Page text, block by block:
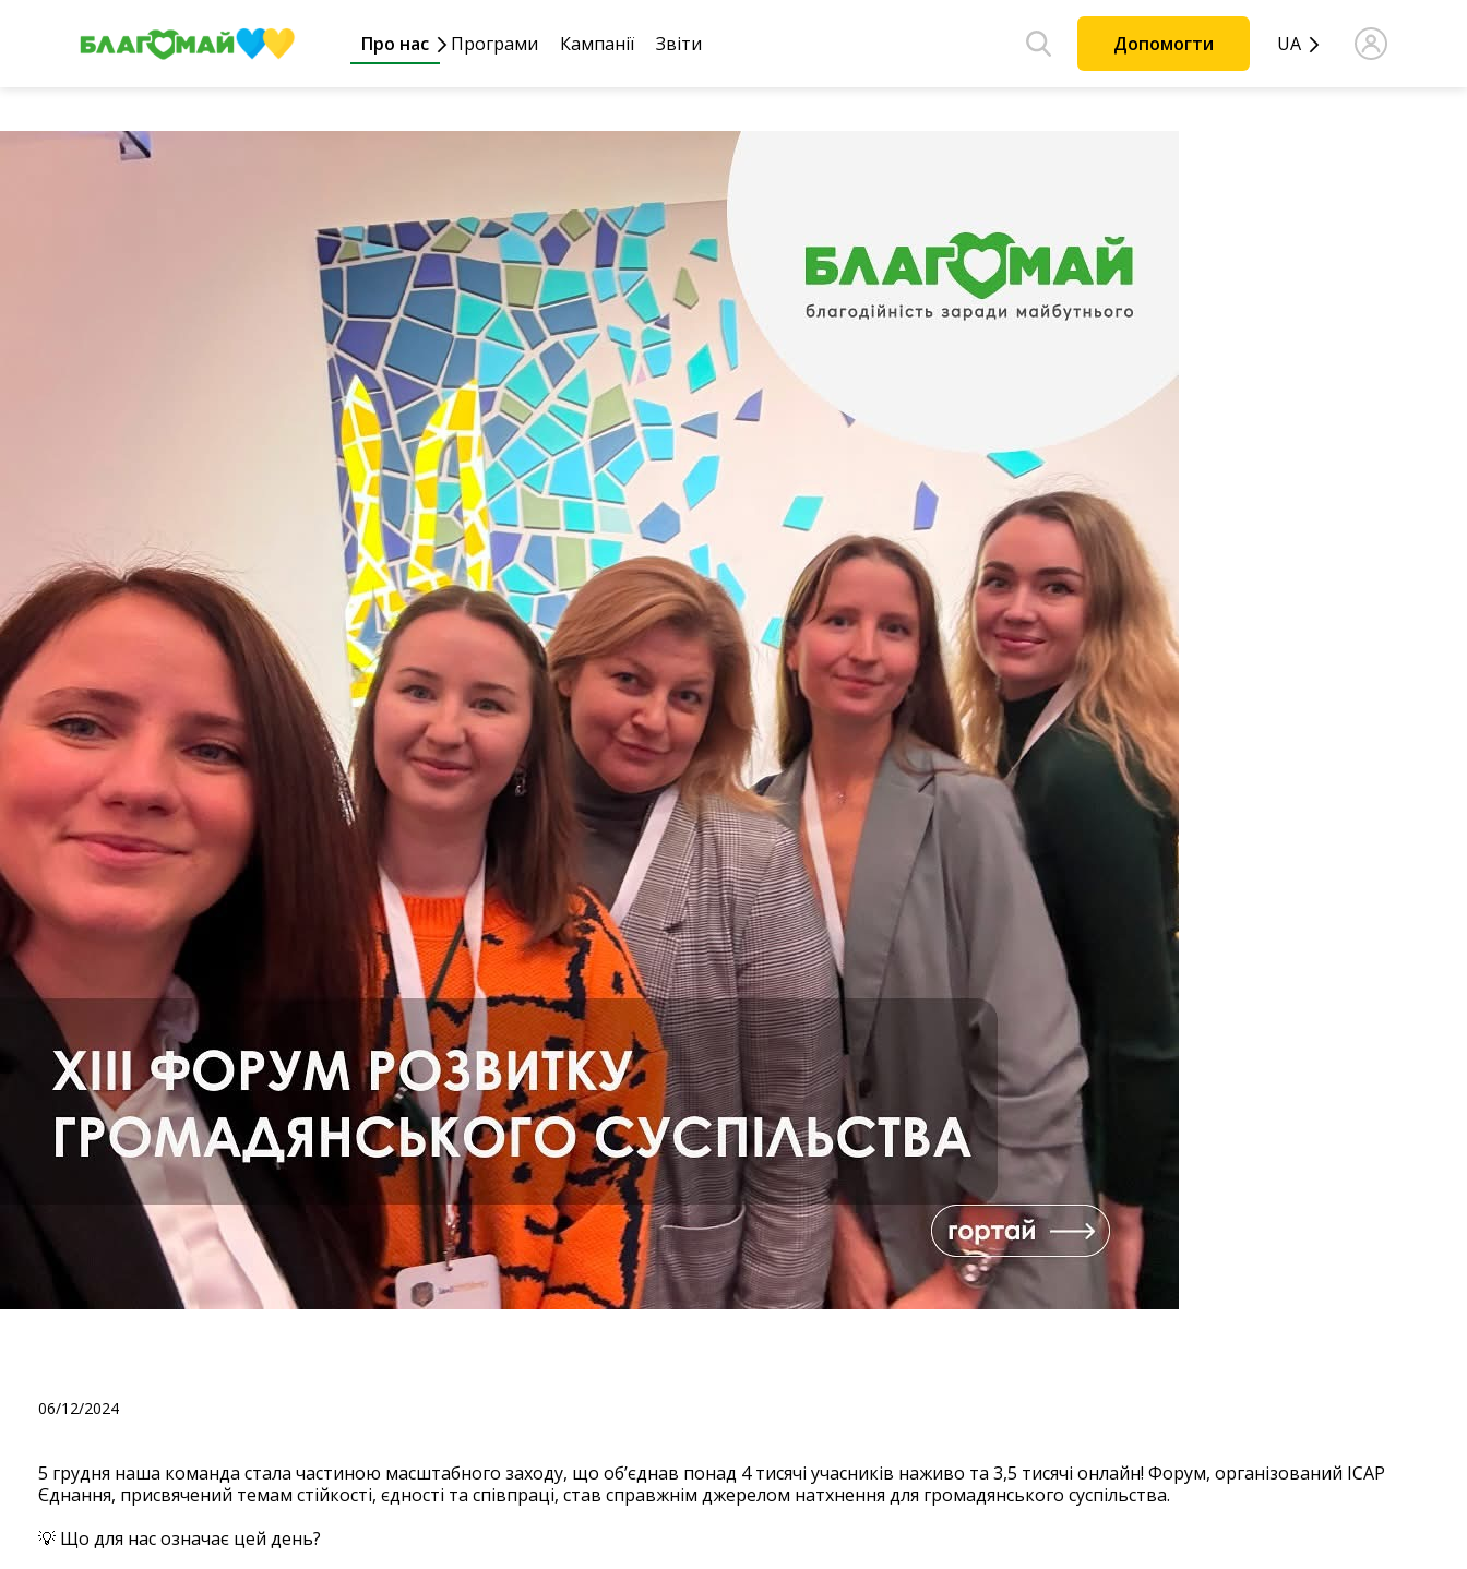
Про нас Програми Кампанії Звіти Допомогти UA
06/12/2024
5 грудня наша команда стала частиною масштабного заходу, що об’єднав понад 4 тисячі учасників наживо та 3,5 тисячі онлайн! Форум, організований ІСАР
Єднання, присвячений темам стійкості, єдності та співпраці, став справжнім джерелом натхнення для громадянського суспільства.
💡 Що для нас означає цей день?